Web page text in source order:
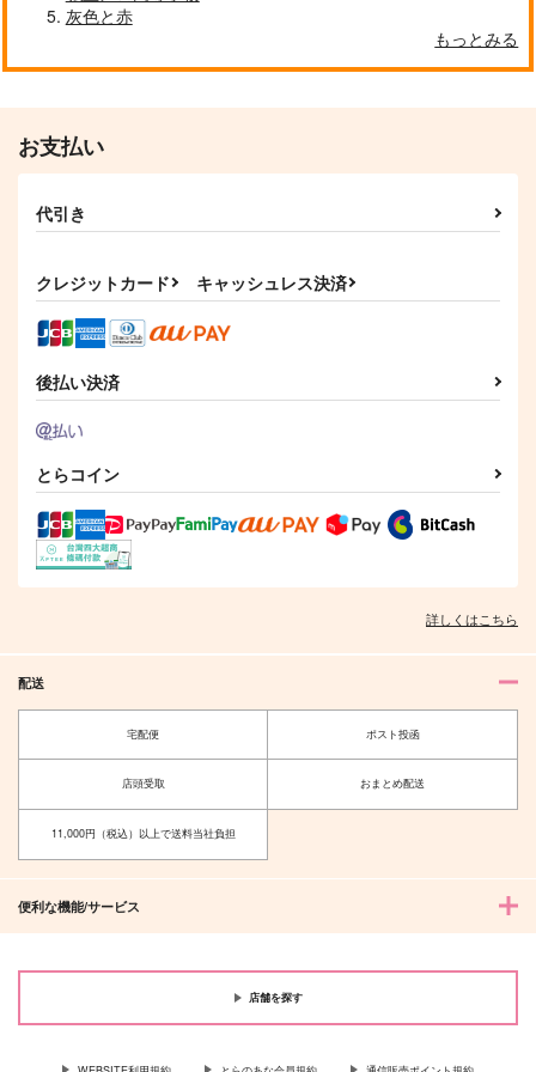
灰色と赤
もっとみる
お支払い
代引き
クレジットカード キャッシュレス決済
後払い決済
とらコイン
詳しくはこちら
配送
宅配便 ポスト投函
店頭受取 おまとめ配送
11,000円（税込）以上で送料当社負担
便利な機能/サービス
店舗を探す